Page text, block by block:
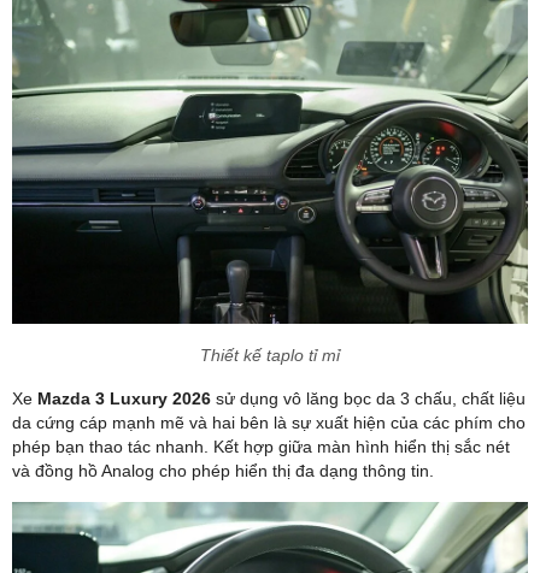
Thiết kế taplo tỉ mỉ
Xe Mazda 3 Luxury 2026 sử dụng vô lăng bọc da 3 chấu, chất liệu
da cứng cáp mạnh mẽ và hai bên là sự xuất hiện của các phím cho
phép bạn thao tác nhanh. Kết hợp giữa màn hình hiển thị sắc nét
và đồng hồ Analog cho phép hiển thị đa dạng thông tin.